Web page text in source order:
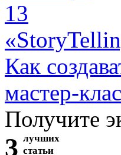
13
Как
мастер-
Получите
3 лучших
статьи